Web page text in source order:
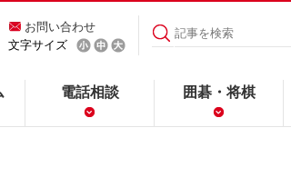
お問い合わせ
文字サイズ
電話相談 囲碁・将棋